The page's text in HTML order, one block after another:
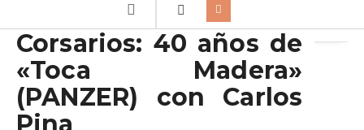
Corsarios: 40 años de
«Toca Madera»
(PANZER) con Carlos
Pina